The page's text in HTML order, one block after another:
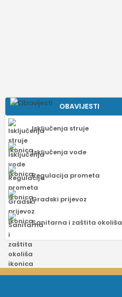
OBAVIJESTI
Isključenja struje
Isključenja vode
Regulacija prometa
Gradski prijevoz
Sanitarna i zaštita okoliša